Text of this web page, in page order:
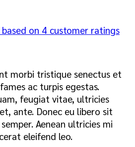
on 4 customer ratings
morbi tristique senectus et
ac turpis egestas.
feugiat vitae, ultricies
ante. Donec eu libero sit
Aenean ultricies mi
eleifend leo.